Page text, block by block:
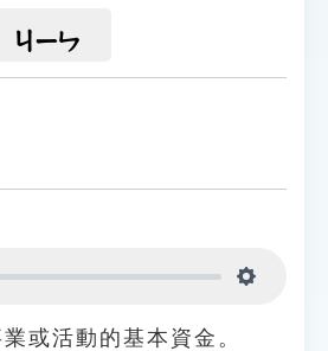
ㄐㄧㄣ
或活動的基本資金。